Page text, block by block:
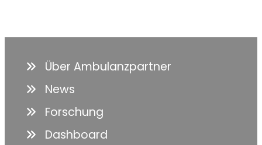
Über Ambulanzpartner
News
Forschung
Dashboard